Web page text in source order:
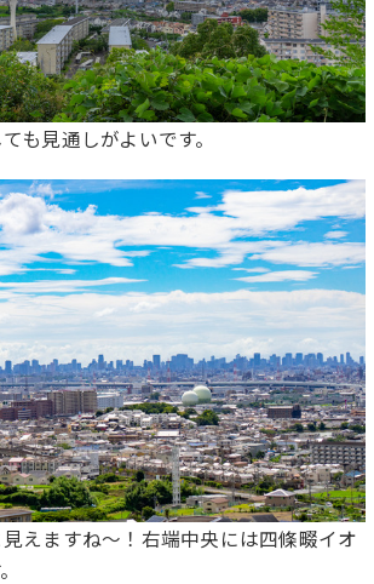
も見通しがよいです。
えますね〜！右端中央には四條畷イオ